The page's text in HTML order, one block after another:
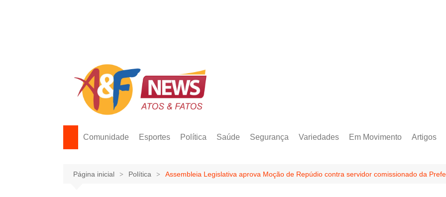
Comunidade Esportes Política Saúde Segurança Variedades Em Movimento Artigos
Página inicial Política Assembleia Legislativa aprova Moção de Repúdio contra servidor comissionado da